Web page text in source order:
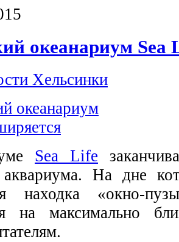
океанариум Sea
Хельсинки
Sea Life
аквариума. На дне
находка «окно-
на максимально